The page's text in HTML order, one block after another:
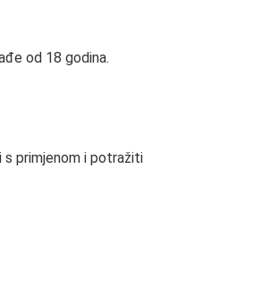
od 18 godina.
s primjenom i potražiti